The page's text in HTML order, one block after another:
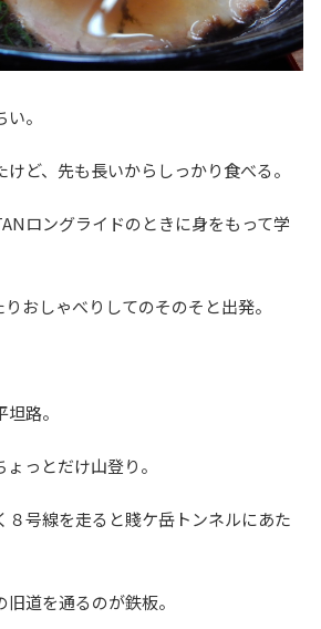
。
ど、先も長いからしっかり食べる。
ロングライドのときに身をもって学
おしゃべりしてのそのそと出発。
路。
っとだけ山登り。
８号線を走ると賤ケ岳トンネルにあた
道を通るのが鉄板。